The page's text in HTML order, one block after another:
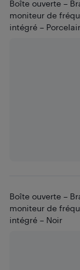
Boîte ouverte –
moniteur de
intégré –
Boîte ouverte –
moniteur de
intégré – Noir